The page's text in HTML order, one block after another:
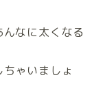
なに太くなる
ゃいましょ